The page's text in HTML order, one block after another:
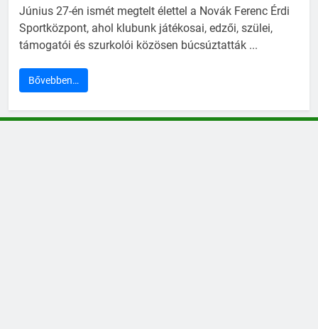
Június 27-én ismét megtelt élettel a Novák Ferenc Érdi
Sportközpont, ahol klubunk játékosai, edzői, szülei,
támogatói és szurkolói közösen búcsúztatták ...
Bővebben…